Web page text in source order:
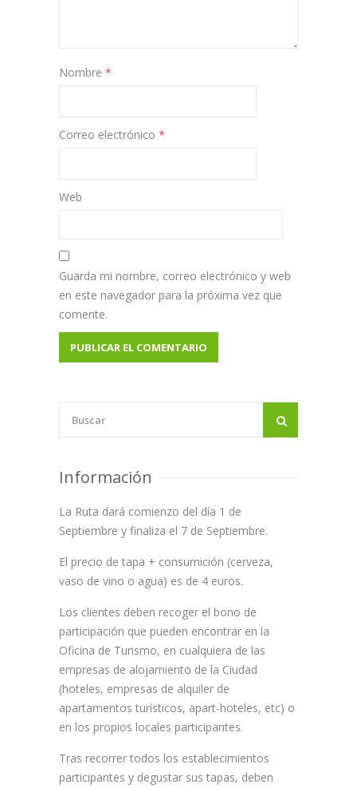
Nombre *
Correo electrónico *
Web
Guarda mi nombre, correo electrónico y web
en este navegador para la próxima vez que
comente.
Información
La Ruta dará comienzo del día 1 de
Septiembre y finaliza el 7 de Septiembre.
El precio de tapa + consumición (cerveza,
vaso de vino o agua) es de 4 euros.
Los clientes deben recoger el bono de
participación que pueden encontrar en la
Oficina de Turismo, en cualquiera de las
empresas de alojamiento de la Ciudad
(hoteles, empresas de alquiler de
apartamentos turísticos, apart-hoteles, etc) o
en los propios locales participantes.
Tras recorrer todos los establecimientos
participantes y degustar sus tapas, deben